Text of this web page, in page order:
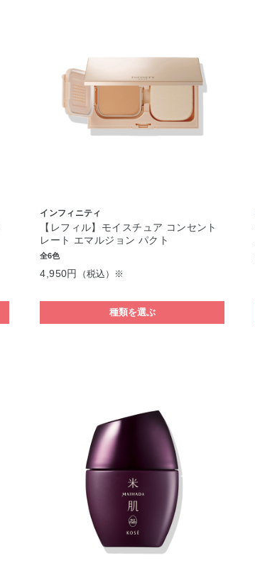
インフィニティ
【レフィル】モイスチュア コンセント
レート エマルジョン パクト
全6色
4,950円 （税込）※
種類を選ぶ